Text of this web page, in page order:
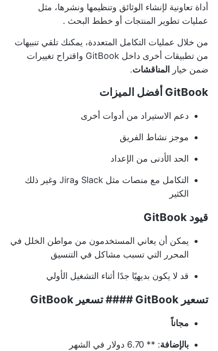
أداة تعاونية لإنشاء الوثائق وتنظيمها ونشرها، مثل
عمليات تطوير المنتجات أو خطط البحث .
من خلال عمليات التكامل المتعددة، يمكنك تلقي تنبيهات
من تطبيقات أخرى داخل GitBook واقتراح تغييرات
ضمن خيار المناقشات.
GitBook أفضل الميزات
دعم الاستيراد من أدوات أخرى
موجز نشاط الفريق
الحد الأدنى من الإعداد
التكامل مع منصات مثل Slack وJira وغير ذلك
الكثير
قيود GitBook
يمكن أن يعاني المستخدمون من مواطن الخلل في
المحرر التي تسبب مشاكل في التنسيق
قد لا يكون بديهيًا جدًا أثناء التشغيل الأولي
تسعير GitBook #### تسعير GitBook
مجاناً
بالإضافة: ** 6.70 دولار في الشهر